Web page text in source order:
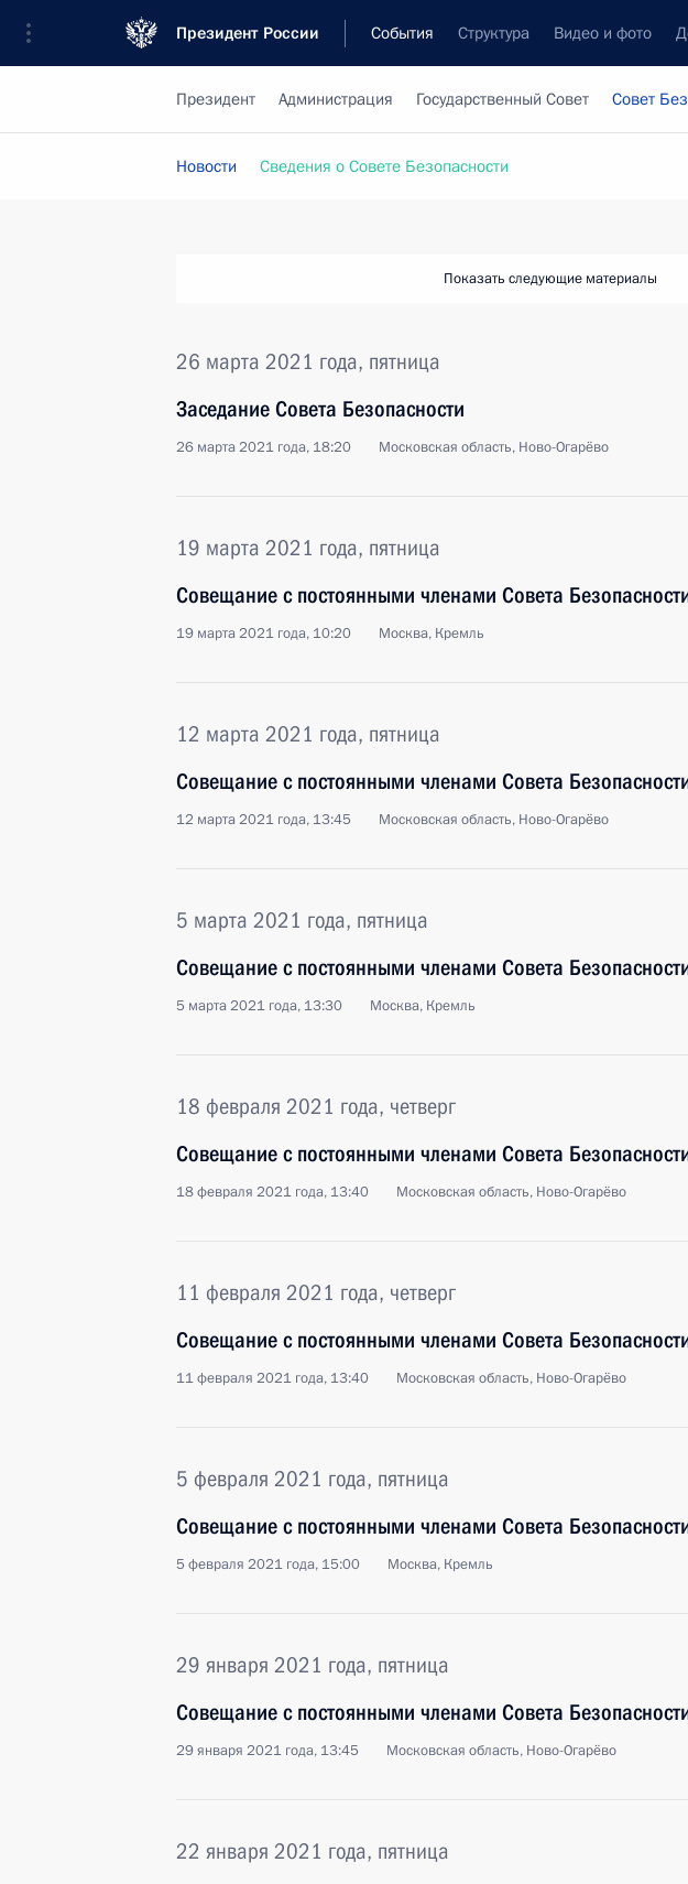
Президент России События Структура Видео и фото
Президент Администрация Государственный Совет Совет
Новости Сведения о Совете Безопасности
Показать следующие материалы
26 марта 2021 года, пятница
Заседание Совета Безопасности
26 марта 2021 года, 18:20 Московская область, Ново-Огарёво
19 марта 2021 года, пятница
Совещание с постоянными членами Совета
19 марта 2021 года, 10:20 Москва, Кремль
12 марта 2021 года, пятница
Совещание с постоянными членами Совета
12 марта 2021 года, 13:45 Московская область, Ново-Огарёво
5 марта 2021 года, пятница
Совещание с постоянными членами Совета
5 марта 2021 года, 13:30 Москва, Кремль
18 февраля 2021 года, четверг
Совещание с постоянными членами Совета
18 февраля 2021 года, 13:40 Московская область, Ново-Огарёво
11 февраля 2021 года, четверг
Совещание с постоянными членами Совета
11 февраля 2021 года, 13:40 Московская область, Ново-Огарёво
5 февраля 2021 года, пятница
Совещание с постоянными членами Совета
5 февраля 2021 года, 15:00 Москва, Кремль
29 января 2021 года, пятница
Совещание с постоянными членами Совета
29 января 2021 года, 13:45 Московская область, Ново-Огарёво
22 января 2021 года, пятница